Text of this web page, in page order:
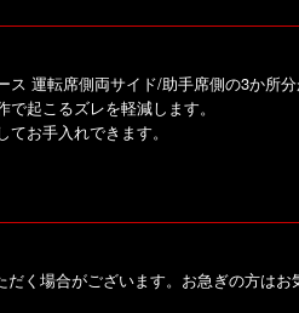
運転席側両サイド/助手席側の3か所
起こるズレを軽減します。
お手入れできます。
く場合がございます。お急ぎの方は